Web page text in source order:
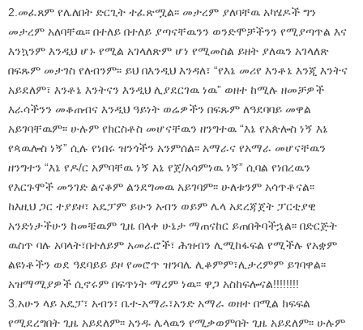
2.መፈጸም የሌለበት ድርጊት ተፈጽሟል፡፡ መታረም ያለባቸዉ አካሄዶች ግን
መታረም አለባቸዉ፡፡ በተለይ በተለይ ያጣናቸዉንን ወንድሞቻችንን የሚያጣጥል እና
እንኳንም እንዲህ ሆኑ የሚል አገላለጽም ሆነ የሚመስል ይዘት ያለዉን አገላለጽ
በፍጹም መታገስ የለብንም፡፡ ይህ በእንዲህ እንዳለ፣ “የእኔ መሪየ እንቶኔ እንጂ እንትና
አይደለም፣ እንቶኔ እንትናን እንዲህ ሊያደርገዉ ነዉ” ወዘተ ከሚሉ ዘመቻዎች
እራሳችንን መቆጠብና እንዲህ ዓይነት ወሬዎችን በፍጹም ለዓደባባይ መዋል
አይገባቸዉም፡፡ ሁሉም የክርስቶስ መሆናቸዉን ዘንግተዉ “እኔ የአጵሎስ ነኝ እኔ
የጳዉሎስ ነኝ” ሲሉ የነበሩ ዝንጎችን አንምሰል፡፡ አማራና የአማራ መሆናቸዉን
ዘንግተን “እኔ የዶ/ር አምባቸዉ ነኝ እኔ የጀ/አሳምነዉ ነኝ” ሲባል የነበረዉን
የእርጉሞች መንገድ ልናቆም ልንደግመዉ አይገባም፡፡ ሁለቱንም አሳጥቶናል፡፡
ከእዚህ ጋር ተያይዞ፣ አዴፓም ይሁን አብን ወይም ሌላ አደረጃጀት ፓርቲያዊ
አንድነታችሁን ከመቼዉም ጊዜ በላቀ ሁኔታ ማጠናከር ይጠበቅባችኋል፡፡ በድርጅት
ዉስጥ ባሉ አባላት፣በተለይም አመራሮች፣ ሕዝብን ሊሚከፋፍል የሚችሉ የአቋም
ልዩነቶችን ወደ ዓደባይይ ይዞ የመሮጥ ዝንባሌ ሊቆምም፣ሊታረምም ይገባዋል፡፡
አዝማሚያዎች ሲኖሩም በፍጥነት ማረም ነዉ፡፡ ዋጋ አስከፍሎናል!!!!!!!!
3.አሁን ላይ አዴፓ፣ አብን፣ ቤተ-አማራ፣አንድ አማራ ወዘተ በሚል ክፍፍል
የሚደረግበት ጊዜ አይደለም፡፡ አንዱ ሌላዉን የሚቃወምበት ጊዜ አይደለም፡፡ ሁሉም